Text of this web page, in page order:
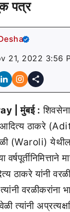
पत्र
21, 2022 3:56
| मुंबई :
आदित्य ठाकरे
(Waroli)
ठाकरे यांनी
वरळीकरांना
त्यांनी